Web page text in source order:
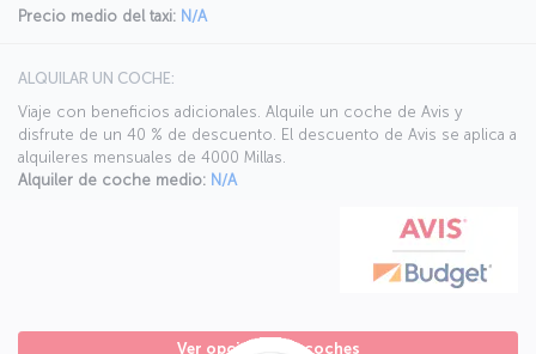
Precio medio del taxi: N/A
ALQUILAR UN COCHE:
Viaje con beneficios adicionales. Alquile un coche de Avis y
disfrute de un 40 % de descuento. El descuento de Avis se aplica a
alquileres mensuales de 4000 Millas.
Alquiler de coche medio: N/A
Ver opciones de coches